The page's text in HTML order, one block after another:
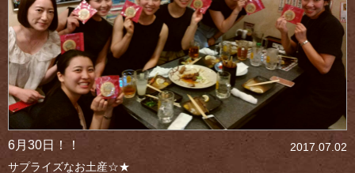
2017.07.02
6月30日！！
サプライズなお土産☆★